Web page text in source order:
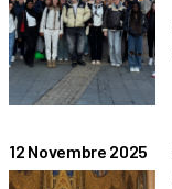
12 Novembre 2025